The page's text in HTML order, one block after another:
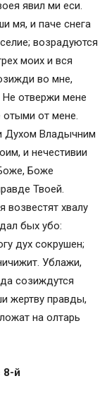
явил ми еси.
мя, и пaче снега
возрaдуются
моих и вся
во мне,
отвержи мене
отыми от мене.
Духом Владычним
и нечестивии
Боже
Твоей.
возвестят хвалу
бых убо:
дух сокрушен;
Ублажи,
созиждутся
жертву правды,
на олтaрь
8-й